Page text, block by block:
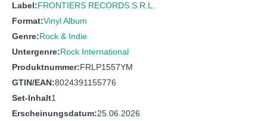
Label:FRONTIERS RECORDS S.R.L.
Format:Vinyl Album
Genre:Rock & Indie
Untergenre:Rock International
Produktnummer:FRLP1557YM
GTIN/EAN:8024391155776
Set-Inhalt1
Erscheinungsdatum:25.06.2026